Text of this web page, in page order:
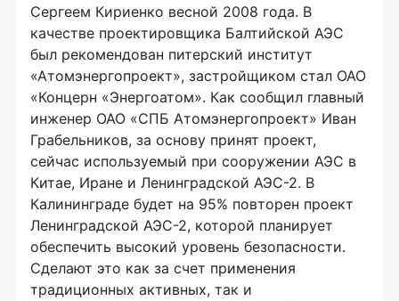
Сергеем Кириенко весной 2008 года. В
качестве проектировщика Балтийской АЭС
был рекомендован питерский институт
«Атомэнергопроект», застройщиком стал ОАО
«Концерн «Энергоатом». Как сообщил главный
инженер ОАО «СПБ Атомэнергопроект» Иван
Грабельников, за основу принят проект,
сейчас используемый при сооружении АЭС в
Китае, Иране и Ленинградской АЭС-2. В
Калининграде будет на 95% повторен проект
Ленинградской АЭС-2, которой планирует
обеспечить высокий уровень безопасности.
Сделают это как за счет применения
традиционных активных, так и